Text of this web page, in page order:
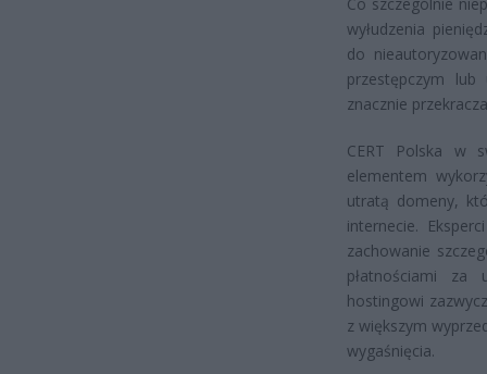
wyłudzenia
do
przestępczym
znacznie
CERT Polska w
elementem
utratą domeny,
internecie.
zachowanie
płatnościami za
hostingowi
z większym
wygaśnięcia.